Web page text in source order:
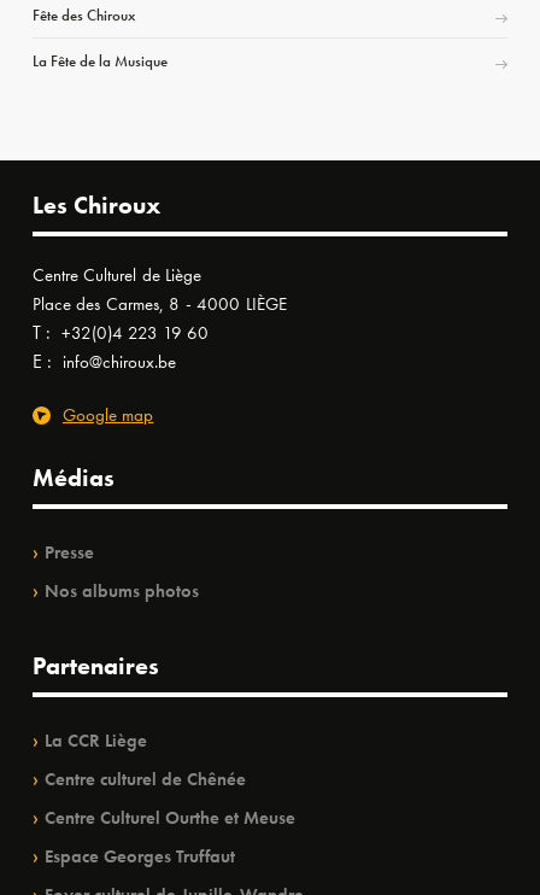
Fête des Chiroux
La Fête de la Musique
Les Chiroux
Centre Culturel de Liège
Place des Carmes, 8 - 4000 LIÈGE
T : +32(0)4 223 19 60
E : info@chiroux.be
Google map
Médias
Presse
Nos albums photos
Partenaires
La CCR Liège
Centre culturel de Chênée
Centre Culturel Ourthe et Meuse
Espace Georges Truffaut